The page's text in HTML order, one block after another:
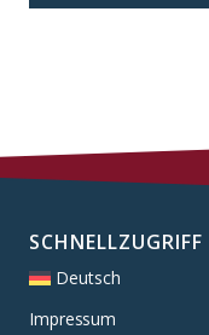
SCHNELLZUGRIFF
Deutsch
Impressum